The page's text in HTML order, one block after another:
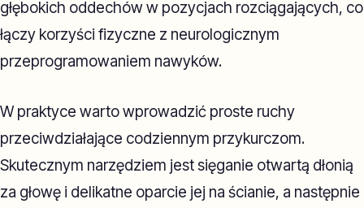
głębokich oddechów w pozycjach rozciągających, co
łączy korzyści fizyczne z neurologicznym
przeprogramowaniem nawyków.
W praktyce warto wprowadzić proste ruchy
przeciwdziałające codziennym przykurczom.
Skutecznym narzędziem jest sięganie otwartą dłonią
za głowę i delikatne oparcie jej na ścianie, a następnie